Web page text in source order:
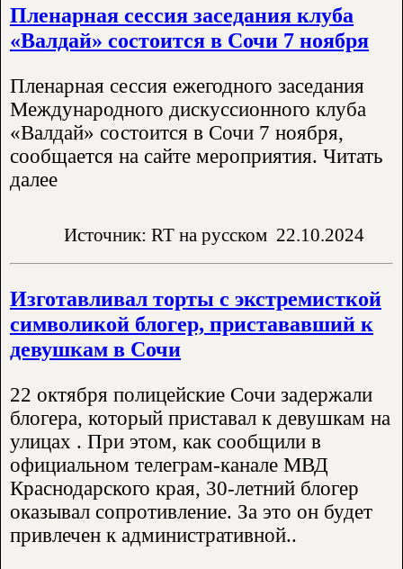
Пленарная сессия заседания клуба
«Валдай» состоится в Сочи 7 ноября
Пленарная сессия ежегодного заседания
Международного дискуссионного клуба
«Валдай» состоится в Сочи 7 ноября,
сообщается на сайте мероприятия. Читать
далее
Источник: RT на русском 22.10.2024
Изготавливал торты с экстремисткой
символикой блогер, пристававший к
девушкам в Сочи
22 октября полицейские Сочи задержали
блогера, который приставал к девушкам на
улицах . При этом, как сообщили в
официальном телеграм-канале МВД
Краснодарского края, 30-летний блогер
оказывал сопротивление. За это он будет
привлечен к административной..